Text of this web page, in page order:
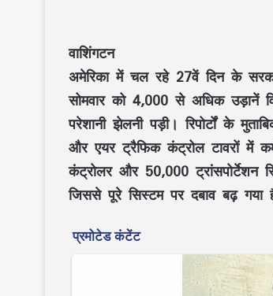
वाशिंगटन
अमेरिका में चल रहे 27वें दिन के
सोमवार को 4,000 से अधिक उड़ानें
परेशानी झेलनी पड़ी। रिपोर्टों के
और एयर ट्रैफिक कंट्रोल टावरों में
कंट्रोलर और 50,000 ट्रांसपोर्टेशन
जिससे पूरे सिस्टम पर दबाव बढ़ गया